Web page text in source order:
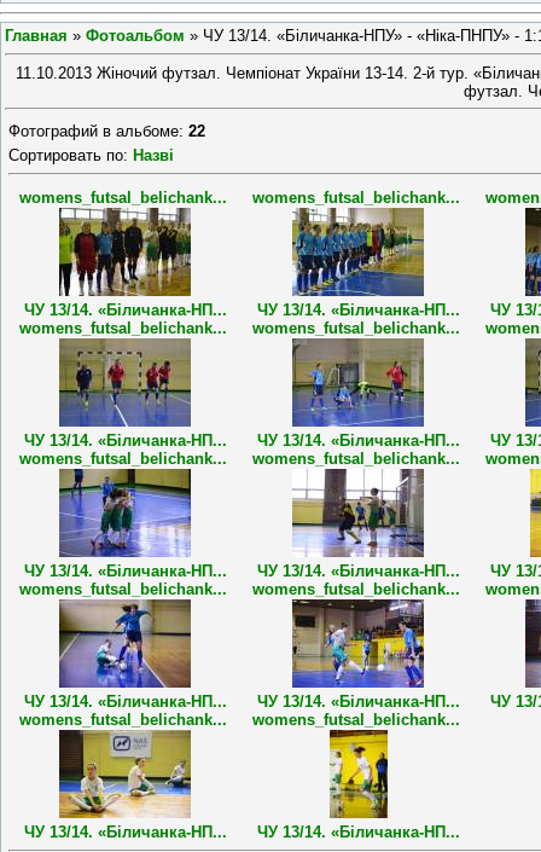
Главная » Фотоальбом » ЧУ 13/14. «Біличанка-НПУ» - «Ніка-ПНПУ» -
11.10.2013 Жіночий футзал. Чемпіонат України 13-14. 2-й тур.
футзал.
Фотографий в альбоме: 22
Сортировать по: Назві
womens_futsal_belichank...
ЧУ 13/14. «Біличанка-НП...
womens_futsal_belichank...
ЧУ 13/14. «Біличанка-НП...
ЧУ 13/
womens_futsal_belichank...
ЧУ 13/14. «Біличанка-НП...
womens_futsal_belichank...
ЧУ 13/14. «Біличанка-НП...
ЧУ 13/
womens_futsal_belichank...
ЧУ 13/14. «Біличанка-НП...
womens_futsal_belichank...
ЧУ 13/14. «Біличанка-НП...
ЧУ 13/
womens_futsal_belichank...
ЧУ 13/14. «Біличанка-НП...
womens_futsal_belichank...
ЧУ 13/14. «Біличанка-НП...
ЧУ 13/
womens_futsal_belichank...
ЧУ 13/14. «Біличанка-НП...
womens_futsal_belichank...
ЧУ 13/14. «Біличанка-НП...